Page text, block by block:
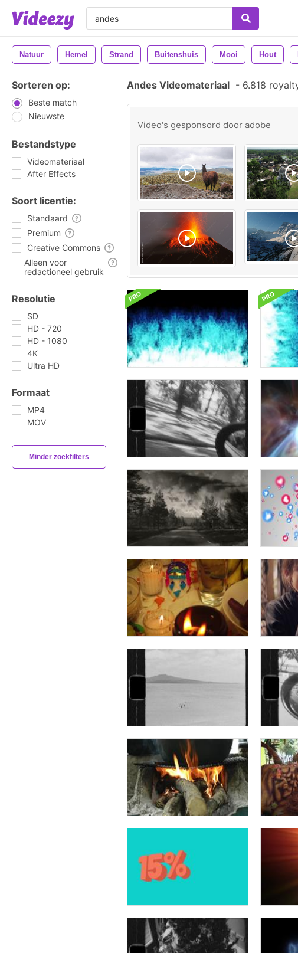
Natuur Hemel Strand Buitenshuis Mooi Hout
Sorteren op:
Beste match
Nieuwste
Bestandstype
Videomateriaal
After Effects
Soort licentie:
Standaard
Premium
Creative Commons
Alleen voor
redactioneel gebruik
Resolutie
SD
HD - 720
HD - 1080
4K
Ultra HD
Formaat
MP4
MOV
Minder zoekfilters
Andes Videomateriaal - 6.818
Video's gesponsord door adobe